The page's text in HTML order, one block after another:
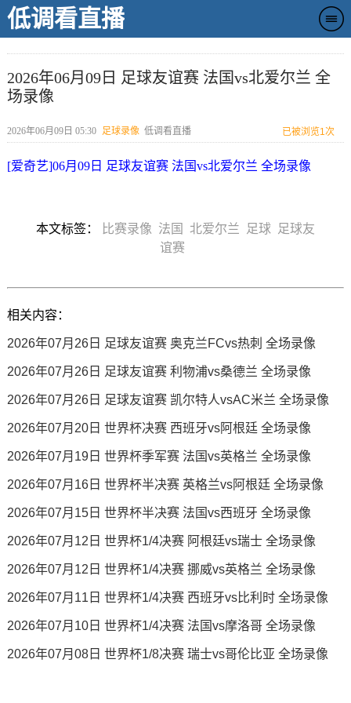
低调看直播
2026年06月09日 足球友谊赛 法国vs北爱尔兰 全
场录像
2026年06月09日 05:30 足球录像 低调看直播 已被浏览1次
[爱奇艺]06月09日 足球友谊赛 法国vs北爱尔兰 全场录像
本文标签： 比赛录像 法国 北爱尔兰 足球 足球友
谊赛
相关内容：
2026年07月26日 足球友谊赛 奥克兰FCvs热刺 全场录像
2026年07月26日 足球友谊赛 利物浦vs桑德兰 全场录像
2026年07月26日 足球友谊赛 凯尔特人vsAC米兰 全场录像
2026年07月20日 世界杯决赛 西班牙vs阿根廷 全场录像
2026年07月19日 世界杯季军赛 法国vs英格兰 全场录像
2026年07月16日 世界杯半决赛 英格兰vs阿根廷 全场录像
2026年07月15日 世界杯半决赛 法国vs西班牙 全场录像
2026年07月12日 世界杯1/4决赛 阿根廷vs瑞士 全场录像
2026年07月12日 世界杯1/4决赛 挪威vs英格兰 全场录像
2026年07月11日 世界杯1/4决赛 西班牙vs比利时 全场录像
2026年07月10日 世界杯1/4决赛 法国vs摩洛哥 全场录像
2026年07月08日 世界杯1/8决赛 瑞士vs哥伦比亚 全场录像